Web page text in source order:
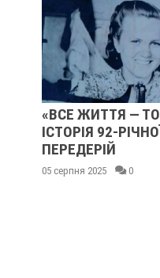
«ВСЕ ЖИТТЯ — ТО
ІСТОРІЯ 92-
ПЕРЕДЕРІЙ
05 серпня 2025 0